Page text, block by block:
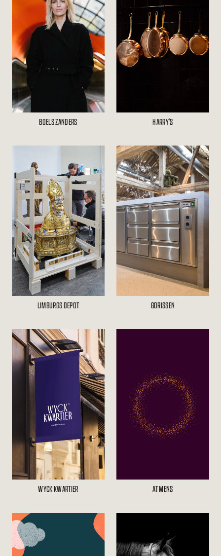
BOELS ZANDERS HARRY'S
LIMBURGS DEPOT GORISSEN
WYCK KWARTIER AT MENS